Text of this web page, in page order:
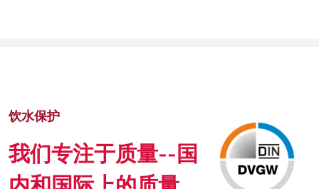
饮水保护
我们专注于质量--国